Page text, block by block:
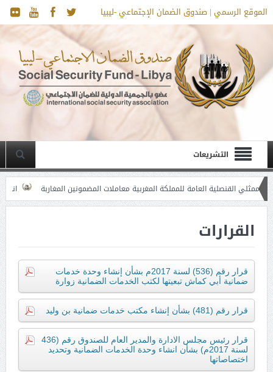
الموقع الرسمي | صندوق الضمان الإجتماعي -ليبيا
التشريعات
العامة للمملكة المغربية معاملات المضمونين المغاربة انطلاق فعاليات
القرارات
قرار رقم (536) لسنة 2017م بشأن إنشاء وحدة خدمات
ضمانية أبي كماش تبعيتها لكتب الخدمات الضمانية زوارة
قرار رقم (481) بشأن إنشاء مكتب خدمات ضمانية بن وليد
قرار رئيس مجلس الادارة والمدير العام للصندوق رقم (436
لسنة 2017م) بشأن انشاء وحدة الخدمات الضمانية وتحديد
اختصاصاتها